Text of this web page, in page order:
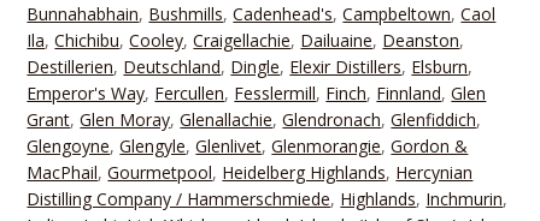
Bunnahabhain, Bushmills,Cadenhead's,Campbeltown,Caol
Ila,Chichibu,Cooley,Craigellachie, Dailuaine, Deanston,
Destillerien, Deutschland, Dingle, Elexir Distillers, Elsburn,
Emperor's Way, Fercullen, Fesslermill, Finch, Finnland,Glen
Grant,Glen Moray,Glenallachie,Glendronach,Glenfiddich,
Glengoyne,Glengyle,Glenlivet,Glenmorangie,Gordon &
MacPhail,Gourmetpool, Heidelberg Highlands, Hercynian
Distilling Company / Hammerschmiede, Highlands, Inchmurin,